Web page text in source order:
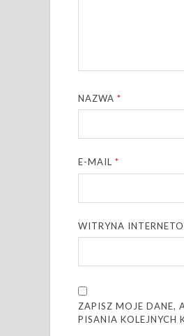
NAZWA*
E-MAIL*
WITRYNA
ZAPISZ MOJE DANE,
PISANIA KOLEJNYCH